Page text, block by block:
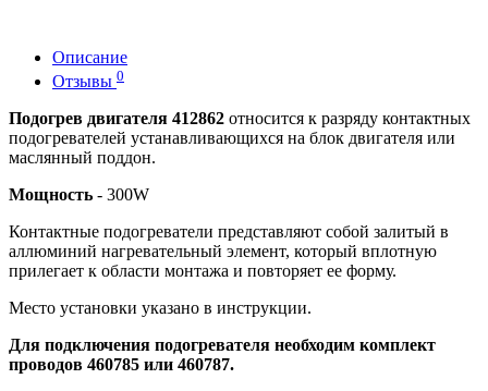
Описание
Отзывы 0
Подогрев двигателя 412862 относится к разряду контактных
подогревателей устанавливающихся на блок двигателя или
маслянный поддон.
Мощность - 300W
Контактные подогреватели представляют собой залитый в
аллюминий нагревательный элемент, который вплотную
прилегает к области монтажа и повторяет ее форму.
Место установки указано в инструкции.
Для подключения подогревателя необходим комплект
проводов 460785 или 460787.